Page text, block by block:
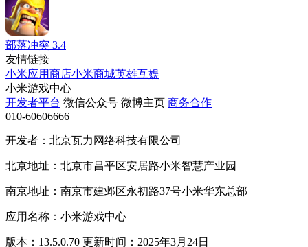
部落冲突 3.4
友情链接
小米应用商店小米商城英雄互娱
小米游戏中心
开发者平台 微信公众号 微博主页 商务合作
010-60606666
开发者：北京瓦力网络科技有限公司
北京地址：北京市昌平区安居路小米智慧产业园
南京地址：南京市建邺区永初路37号小米华东总部
应用名称：小米游戏中心
版本：13.5.0.70 更新时间：2025年3月24日